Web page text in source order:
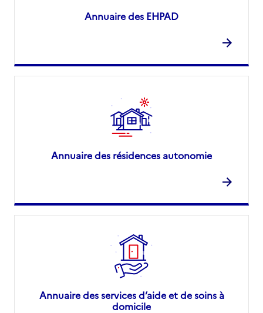
Annuaire des EHPAD
Annuaire des résidences autonomie
Annuaire des services d’aide et de soins à
domicile